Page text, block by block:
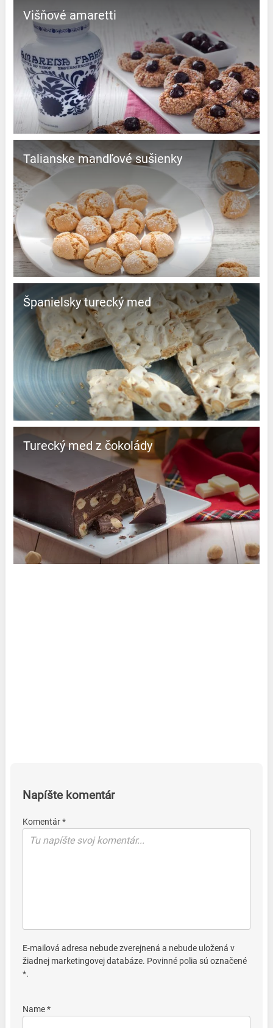
Višňové amaretti
Talianske mandľové sušienky
španielsky turecký med
Turecký med z čokolády
Napíšte komentár
Komentár *
E-mailová adresa nebude zverejnená a nebude uložená v
žiadnej marketingovej databáze. Povinné polia sú označené
*.
Name *